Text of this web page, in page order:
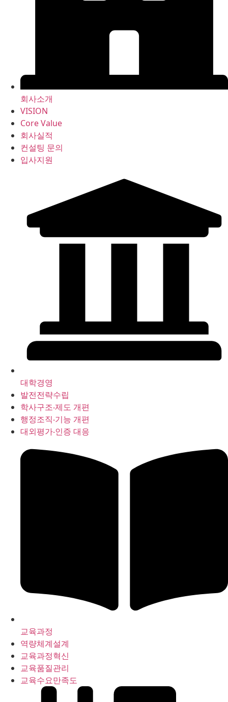
회사소개
VISION
Core Value
회사실적
컨설팅 문의
입사지원
대학경영
발전전략수립
학사구조‧제도 개편
행정조직‧기능 개편
대외평가‧인증 대응
교육과정
역량체계설계
교육과정혁신
교육품질관리
교육수요만족도